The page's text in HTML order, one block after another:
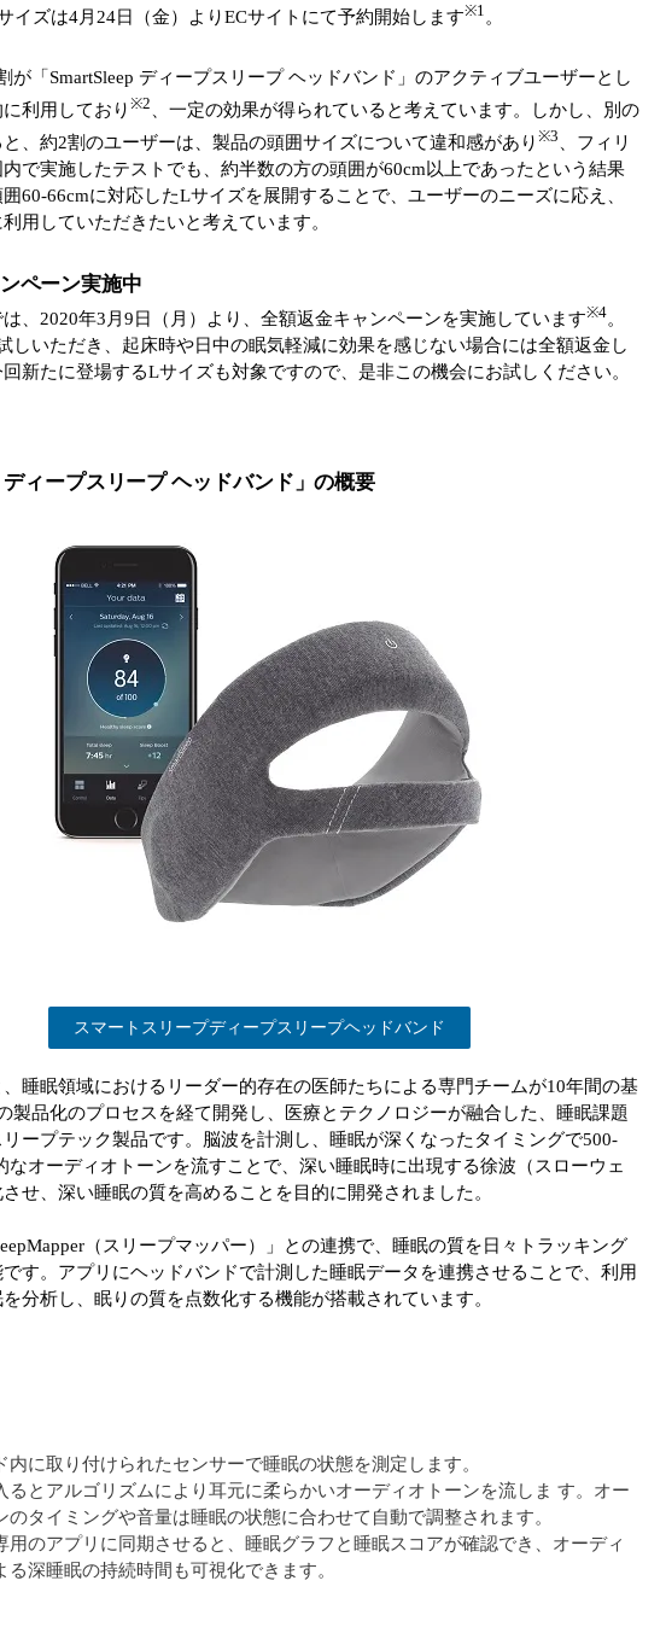
イズは4月24日（金）よりECサイトにて予約開始します※1 。
が「SmartSleep ディープスリープ ヘッドバンド」のアクティブユーザーとし
利用しており※2
、一定の効果が得られていると考えています。しかし、別の
、約2割のユーザーは、製品の頭囲サイズについて違和感があり※3
、フィリ
で実施したテストでも、約半数の方の頭囲が60cm以上であったという結果
60-66cmに対応したLサイズを展開することで、ユーザーのニーズに応え、
用していただきたいと考えています。
ペーン実施中
、2020年3月9日（月）より、全額返金キャンペーンを実施しています※4。
しいただき、起床時や日中の眠気軽減に効果を感じない場合には全額返金し
新たに登場するLサイズも対象ですので、是非この機会にお試しください。
ディープスリープ ヘッドバンド」の概要
スマートスリープディープスリープヘッドバンド
睡眠領域におけるリーダー的存在の医師たちによる専門チームが10年間の基
製品化のプロセスを経て開発し、医療とテクノロジーが融合した、睡眠課題
ープテック製品です。脳波を計測し、睡眠が深くなったタイミングで500-
なオーディオトーンを流すことで、深い睡眠時に出現する徐波（スローウェ
せ、深い睡眠の質を高めることを目的に開発されました。
（スリープマッパー）」との連携で、睡眠の質を日々トラッキング
す。アプリにヘッドバンドで計測した睡眠データを連携させることで、利用
分析し、眠りの質を点数化する機能が搭載されています。
内に取り付けられたセンサーで睡眠の状態を測定します。
るとアルゴリズムにより耳元に柔らかいオーディオトーンを流しま す。オー
のタイミングや音量は睡眠の状態に合わせて自動で調整されます。
用のアプリに同期させると、睡眠グラフと睡眠スコアが確認でき、オーディ
る深睡眠の持続時間も可視化できます。